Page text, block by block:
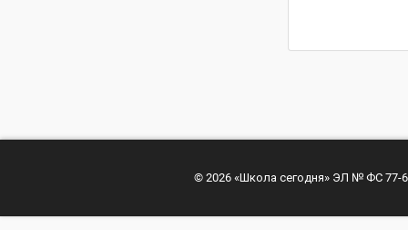
© 2026 «Школа сегодня» ЭЛ № ФС 77-